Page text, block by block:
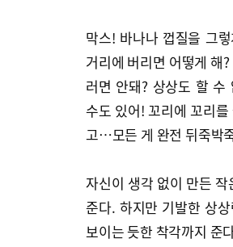
막스! 바나나 껍질을 그
거리에 버리면 어떻게 해
러면 안돼? 상상도 할 수
수도 있어! 꼬리에 꼬리
고…모든 게 완전 뒤죽박
자신이 생각 없이 만든
준다. 하지만 기발한 상
보이는 듯한 착각까지 준